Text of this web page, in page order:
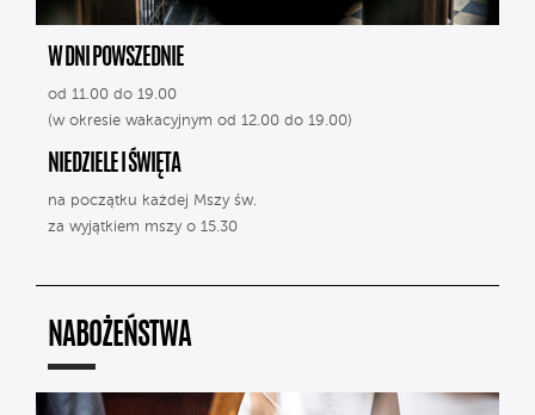
W DNI POWSZEDNIE
od 11.00 do 19.00
(w okresie wakacyjnym od 12.00 do 19.00)
NIEDZIELE I ŚWIĘTA
na początku każdej Mszy św.
za wyjątkiem mszy o 15.30
NABOŻEŃSTWA